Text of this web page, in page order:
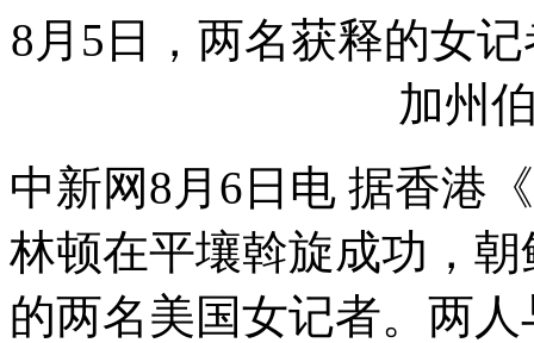
8月5日，两名获释的女
加州
中新网8月6日电 据香港
林顿在平壤斡旋成功，
的两名美国女记者。两